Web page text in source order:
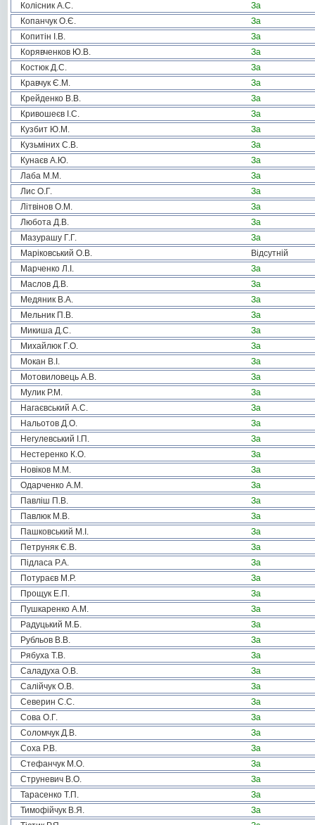
Колісник А.С.
За
Копанчук О.Є.
За
Копитін І.В.
За
Корявченков Ю.В.
За
Костюк Д.С.
За
Кравчук Є.М.
За
Крейденко В.В.
За
Кривошеєв І.С.
За
Кузбит Ю.М.
За
Кузьміних С.В.
За
Кунаєв А.Ю.
За
Лаба М.М.
За
Лис О.Г.
За
Літвінов О.М.
За
Любота Д.В.
За
Мазурашу Г.Г.
За
Маріковський О.В.
Відсутній
Марченко Л.І.
За
Маслов Д.В.
За
Медяник В.А.
За
Мельник П.В.
За
Микиша Д.С.
За
Михайлюк Г.О.
За
Мокан В.І.
За
Мотовиловець А.В.
За
Мулик Р.М.
За
Нагаєвський А.С.
За
Нальотов Д.О.
За
Негулевський І.П.
За
Нестеренко К.О.
За
Новіков М.М.
За
Одарченко А.М.
За
Павліш П.В.
За
Павлюк М.В.
За
Пашковський М.І.
За
Петруняк Є.В.
За
Підласа Р.А.
За
Потураєв М.Р.
За
Прощук Е.П.
За
Пушкаренко А.М.
За
Радуцький М.Б.
За
Рубльов В.В.
За
Рябуха Т.В.
За
Саладуха О.В.
За
Салійчук О.В.
За
Северин С.С.
За
Сова О.Г.
За
Соломчук Д.В.
За
Соха Р.В.
За
Стефанчук М.О.
За
Струневич В.О.
За
Тарасенко Т.П.
За
Тимофійчук В.Я.
За